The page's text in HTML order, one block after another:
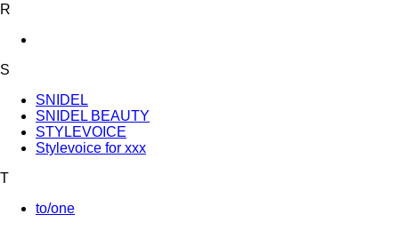
R
S
SNIDEL
SNIDEL BEAUTY
STYLEVOICE
Stylevoice for xxx
T
to/one